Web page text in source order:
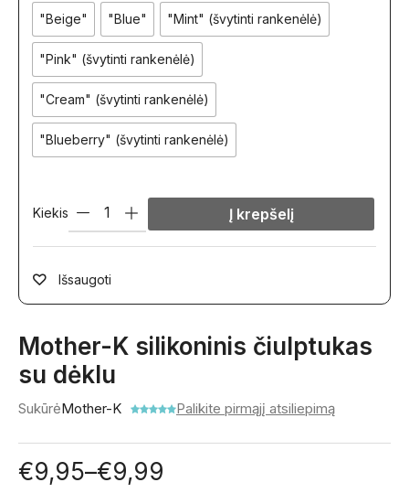
Mother-K silikoninis čiulptukas
su dėklu
SukūrėMother-K Palikite pirmąjį atsiliepimą
€9,95–€9,99
"Beige" "Blue" "Mint" (švytinti rankenėlė)
"Pink" (švytinti rankenėlė)
"Cream" (švytinti rankenėlė)
"Blueberry" (švytinti rankenėlė)
Kiekis Į krepšelį
Išsaugoti